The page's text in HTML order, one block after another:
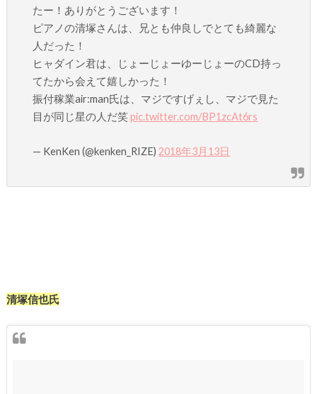
たー！ありがとうございます！
ピアノの清塚さんは、兄とも仲良しでとても綺麗な
人だった！
ヒャダイン君は、じょーじょーゆーじょーのCD持っ
てたから会えて嬉しかった！
振付稼業air:man氏は、マジですげぇし、マジで見た
目が同じ星の人だ笑pic.twitter.com/BP1zcAt6rs
— KenKen (@kenken_RIZE)2018年3月13日
清塚信也氏